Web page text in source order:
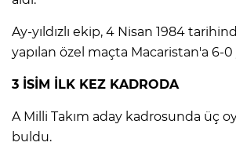
Ay-yıldızlı ekip, 4 Nisan 1984
yapılan özel maçta Macaristan'a 6-
3 İSİM İLK KEZ KADRODA
A Milli Takım aday kadrosunda üç
buldu.